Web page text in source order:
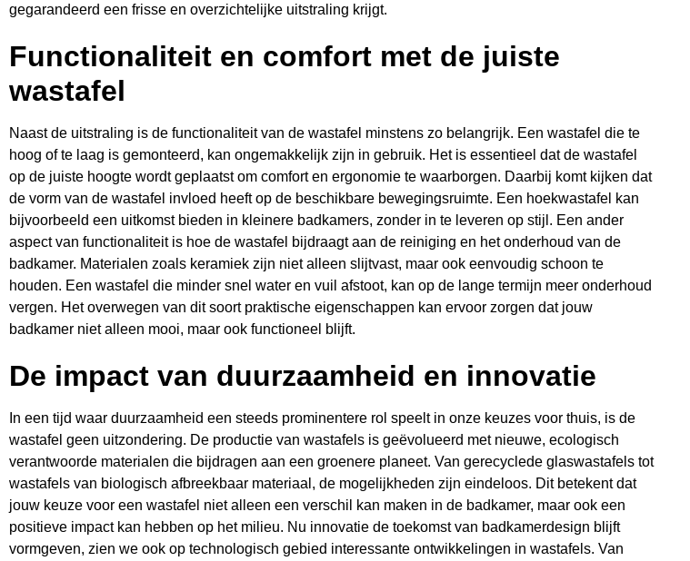
gegarandeerd een frisse en overzichtelijke uitstraling krijgt.
Functionaliteit en comfort met de juiste
wastafel
Naast de uitstraling is de functionaliteit van de wastafel minstens zo belangrijk. Een wastafel die te
hoog of te laag is gemonteerd, kan ongemakkelijk zijn in gebruik. Het is essentieel dat de wastafel
op de juiste hoogte wordt geplaatst om comfort en ergonomie te waarborgen. Daarbij komt kijken dat
de vorm van de wastafel invloed heeft op de beschikbare bewegingsruimte. Een hoekwastafel kan
bijvoorbeeld een uitkomst bieden in kleinere badkamers, zonder in te leveren op stijl. Een ander
aspect van functionaliteit is hoe de wastafel bijdraagt aan de reiniging en het onderhoud van de
badkamer. Materialen zoals keramiek zijn niet alleen slijtvast, maar ook eenvoudig schoon te
houden. Een wastafel die minder snel water en vuil afstoot, kan op de lange termijn meer onderhoud
vergen. Het overwegen van dit soort praktische eigenschappen kan ervoor zorgen dat jouw
badkamer niet alleen mooi, maar ook functioneel blijft.
De impact van duurzaamheid en innovatie
In een tijd waar duurzaamheid een steeds prominentere rol speelt in onze keuzes voor thuis, is de
wastafel geen uitzondering. De productie van wastafels is geëvolueerd met nieuwe, ecologisch
verantwoorde materialen die bijdragen aan een groenere planeet. Van gerecyclede glaswastafels tot
wastafels van biologisch afbreekbaar materiaal, de mogelijkheden zijn eindeloos. Dit betekent dat
jouw keuze voor een wastafel niet alleen een verschil kan maken in de badkamer, maar ook een
positieve impact kan hebben op het milieu. Nu innovatie de toekomst van badkamerdesign blijft
vormgeven, zien we ook op technologisch gebied interessante ontwikkelingen in wastafels. Van